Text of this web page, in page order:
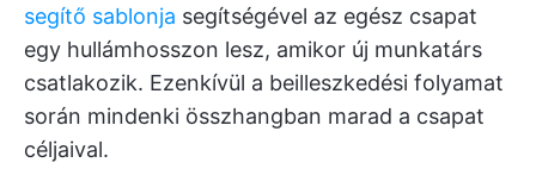
segítő sablonja segítségével az egész csapat
egy hullámhosszon lesz, amikor új munkatárs
csatlakozik. Ezenkívül a beilleszkedési folyamat
során mindenki összhangban marad a csapat
céljaival.